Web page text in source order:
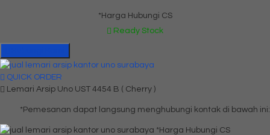
*Harga Hubungi CS
Ready Stock
QUICK ORDER
Lemari Arsip Uno UST 4454 B ( Cherry )
*Pemesanan dapat langsung menghubungi kontak di bawah ini:
*Harga Hubungi CS